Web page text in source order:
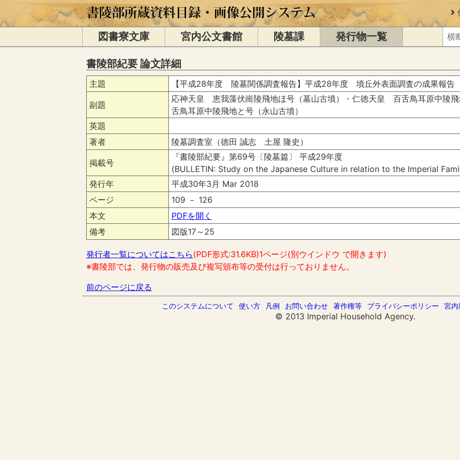
図書寮文庫 宮内公文書館 陵墓課 発行物一覧
書陵部紀要 論文詳細
主題 【平成28年度 陵墓関係調査報告】平成28年度 墳丘外表面調査の成果報告
副題
応神天皇 恵我藻伏崗陵飛地ほ号（墓山古墳）・仁徳天皇 百舌鳥耳原中陵
舌鳥耳原中陵飛地と号（永山古墳）
英題
著者
陵墓調査室（徳田 誠志 土屋 隆史）
掲載号
『書陵部紀要』第69号〔陵墓篇〕 平成29年度
(BULLETIN: Study on the Japanese Culture in relation to the Imperial
発行年
平成30年3月 Mar 2018
ページ
109 － 126
本文
PDFを開く
備考
図版17～25
発行者一覧についてはこちら(PDF形式:31.6KB)1ページ(別ウインドウ で開きます)
※書陵部では、発行物の販売及び複写頒布等の受付は行っておりません。
前のページに戻る
このシステムについて 使い方 凡例 お問い合わせ 著作権等 プライバシーポリシー 宮内
© 2013 Imperial Household Agency.